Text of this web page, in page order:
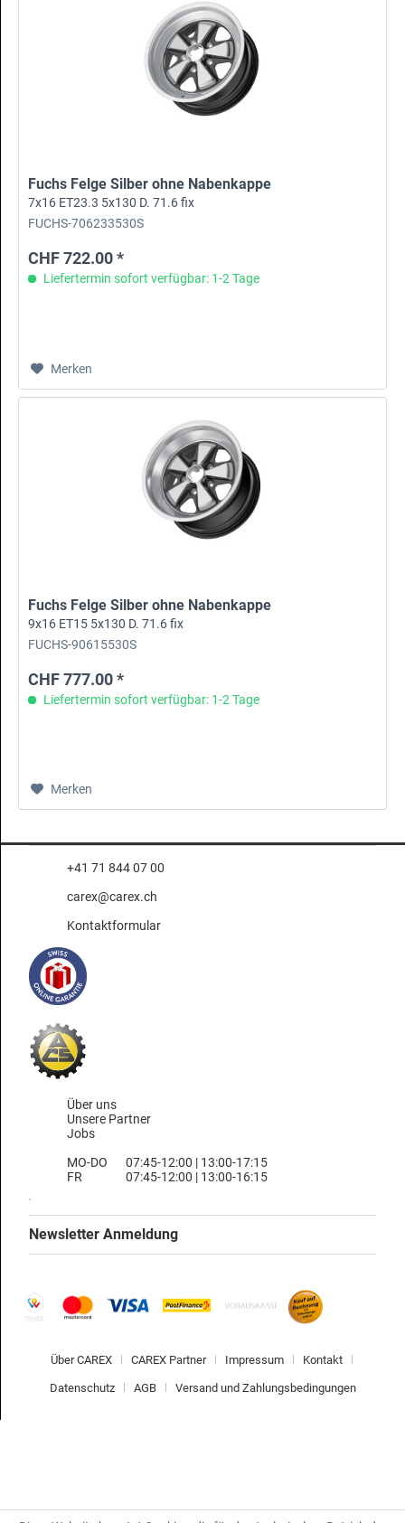
Fuchs Felge Silber ohne Nabenkappe
7x16 ET23.3 5x130 D. 71.6 fix
FUCHS-706233530S
CHF 722.00 *
Liefertermin sofort verfügbar: 1-2 Tage
Merken
Fuchs Felge Silber ohne Nabenkappe
9x16 ET15 5x130 D. 71.6 fix
FUCHS-90615530S
CHF 777.00 *
Liefertermin sofort verfügbar: 1-2 Tage
Merken
+41 71 844 07 00
carex@carex.ch
Kontaktformular
Über uns
Unsere Partner
Jobs
MO-DO
FR
07:45-12:00 | 13:00-17:15
07:45-12:00 | 13:00-16:15
Newsletter Anmeldung
Über CAREX CAREX Partner Impressum Kontakt
Datenschutz AGB Versand und Zahlungsbedingungen